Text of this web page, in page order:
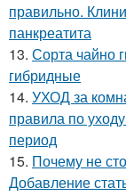
правильно.
панкреатита
13. Сорта чайно
гибридные
14. УХОД за
правила по
период
15. Почему не
Добавление